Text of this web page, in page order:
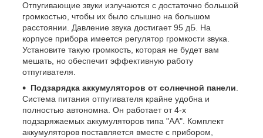
Отпугивающие звуки излучаются с достаточно большой
громкостью, чтобы их было слышно на большом
расстоянии. Давление звука достигает 95 дБ. На
корпусе прибора имеется регулятор громкости звука.
Установите такую громкость, которая не будет вам
мешать, но обеспечит эффективную работу
отпугивателя.
Подзарядка аккумуляторов от солнечной панели
Система питания отпугивателя крайне удобна и
полностью автономна. Он работает от 4-х
подзаряжаемых аккумуляторов типа "АА". Комплект
аккумуляторов поставляется вместе с прибором,